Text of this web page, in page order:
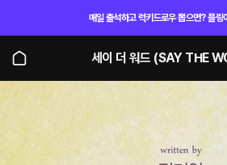
매일 출석하고 럭키드로우 뽑으면? 플링